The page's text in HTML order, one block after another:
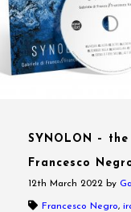
SYNOLON –
Francesco
12th March 2022 by
Francesco Negro,